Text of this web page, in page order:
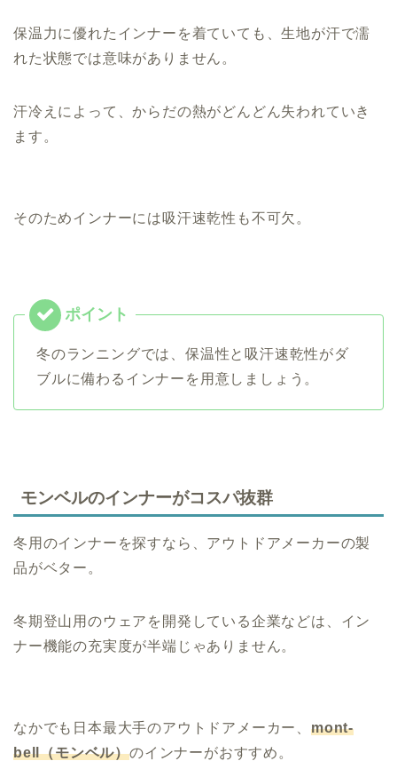
保温力に優れたインナーを着ていても、生地が汗で濡
れた状態では意味がありません。
汗冷えによって、からだの熱がどんどん失われていき
ます。
そのためインナーには吸汗速乾性も不可欠。
冬のランニングでは、保温性と吸汗速乾性がダ
ブルに備わるインナーを用意しましょう。
モンベルのインナーがコスパ抜群
冬用のインナーを探すなら、アウトドアメーカーの製
品がベター。
冬期登山用のウェアを開発している企業などは、イン
ナー機能の充実度が半端じゃありません。
なかでも日本最大手のアウトドアメーカー、 mont-
bell（モンベル）のインナーがおすすめ。